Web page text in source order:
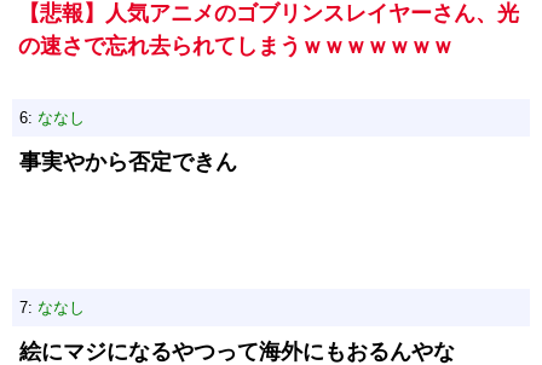
【悲報】人気アニメのゴブリンスレイヤーさん、光
の速さで忘れ去られてしまうｗｗｗｗｗｗｗ
6: ななし
事実やから否定できん
7: ななし
絵にマジになるやつって海外にもおるんやな